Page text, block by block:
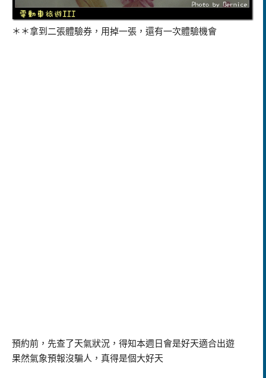
＊＊拿到二張體驗券，用掉一張，還有一次體驗機會
預約前，先查了天氣狀況，得知本週日會是好天適合出遊
果然氣象預報沒騙人，真得是個大好天